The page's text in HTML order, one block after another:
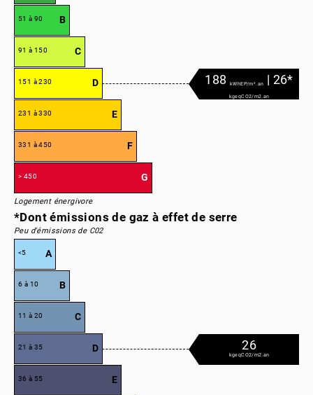
51 à 90 B
91 à 150 C
151 à 230 D
231 à 330 E
331 à 450 F
> 450 G
Logement énergivore
188 kWhEP/m².an | 26*
kgeqCO2/m2.an
*Dont émissions de gaz à effet de serre
Peu d'émissions de C02
<5 A
6 à 10 B
11 à 20 C
21 à 35 D
36 à 55 E
26
kgeqCO2/m2.an